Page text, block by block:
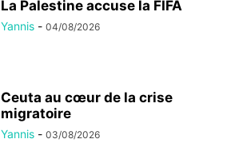
La Palestine accuse la FIFA
Yannis - 04/08/2026
Ceuta au cœur de la crise
migratoire
Yannis - 03/08/2026